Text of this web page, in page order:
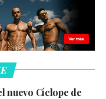
nuevo Cíclope de